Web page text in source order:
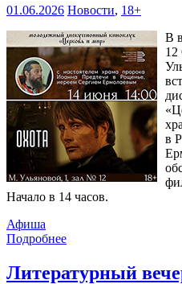
01.06.2026 Новости, 18+
В
12
в
Начало в 14 часов.
Афиша
Подробнее
Литературный